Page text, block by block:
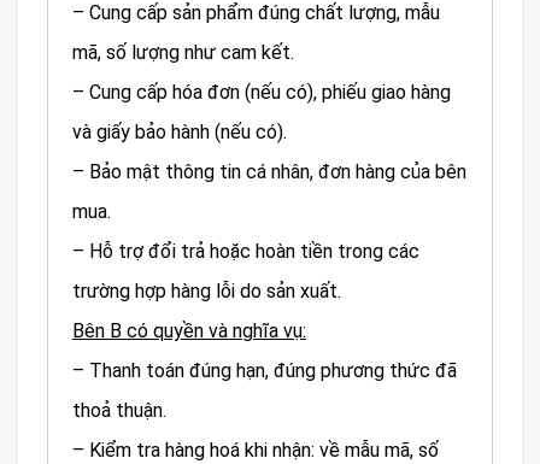
– Cung cấp sản phẩm đúng chất lượng, mẫu
mã, số lượng như cam kết.
– Cung cấp hóa đơn (nếu có), phiếu giao hàng
và giấy bảo hành (nếu có).
– Bảo mật thông tin cá nhân, đơn hàng của bên
mua.
– Hỗ trợ đổi trả hoặc hoàn tiền trong các
trường hợp hàng lỗi do sản xuất.
Bên B có quyền và nghĩa vụ:
– Thanh toán đúng hạn, đúng phương thức đã
thoả thuận.
– Kiểm tra hàng hoá khi nhận: về mẫu mã, số